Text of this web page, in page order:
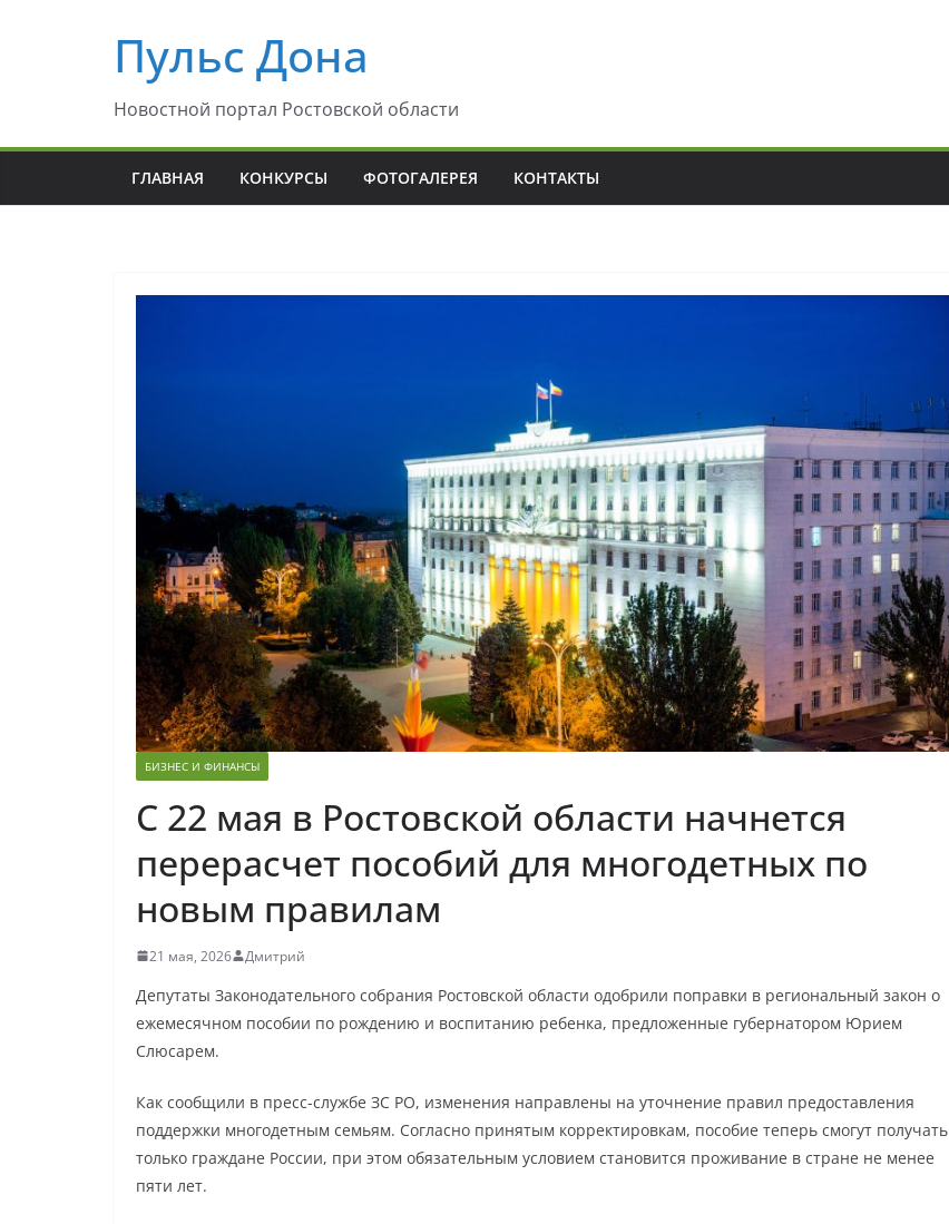
содержимомуПульс Дона
Новостной портал Ростовской области
ГЛАВНАЯ КОНКУРСЫ ФОТОГАЛЕРЕЯ КОНТАКТЫ
БИЗНЕС И ФИНАНСЫ
С 22 мая в Ростовской области начнется
перерасчет пособий для многодетных по
новым правилам
21 мая, 2026 Дмитрий
Депутаты Законодательного собрания Ростовской области одобрили поправки в региональный закон о
ежемесячном пособии по рождению и воспитанию ребенка, предложенные губернатором Юрием
Слюсарем.
Как сообщили в пресс-службе ЗС РО, изменения направлены на уточнение правил предоставления
поддержки многодетным семьям. Согласно принятым корректировкам, пособие теперь смогут получать
только граждане России, при этом обязательным условием становится проживание в стране не менее
пяти лет.